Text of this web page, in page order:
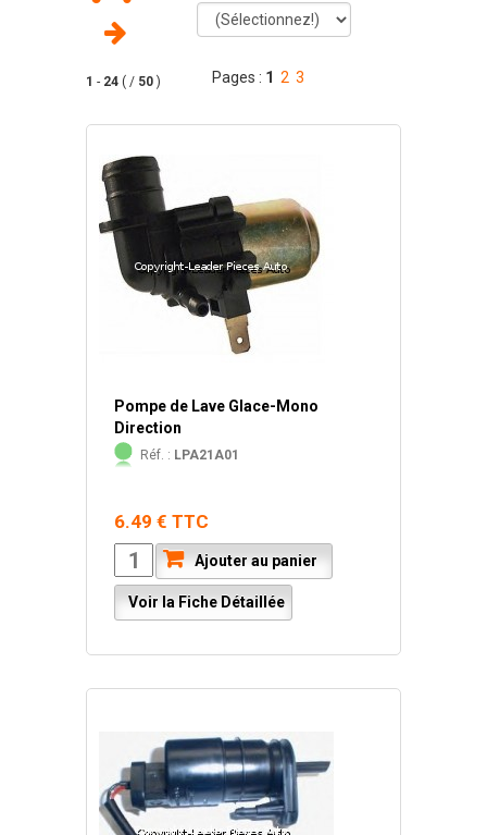
1 - 24 ( / 50 ) Pages : 1 2 3
Pompe de Lave Glace-Mono
Direction
Réf. : LPA21A01
6.49 € TTC
Ajouter au panier
Voir la Fiche Détaillée